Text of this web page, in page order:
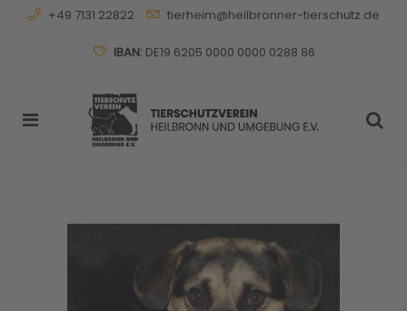
+49 7131 22822 tierheim@heilbronner-tierschutz.de
IBAN:DE19 6205 0000 0000 0288 86